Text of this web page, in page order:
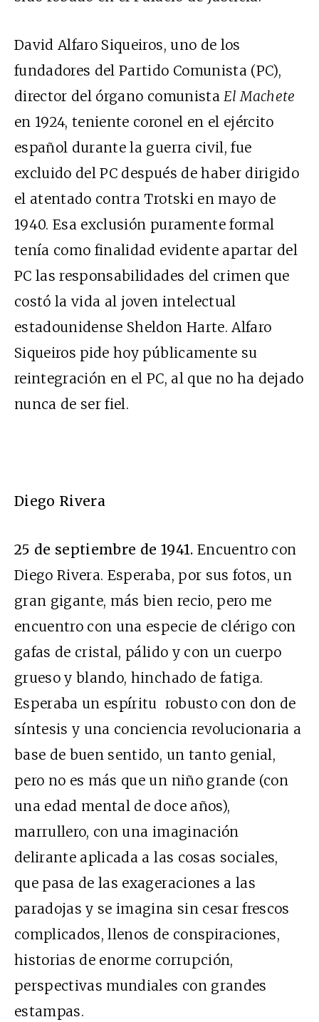
David Alfaro Siqueiros, uno de los
fundadores del Partido Comunista (PC),
director del órgano comunista El Machete
en 1924, teniente coronel en el ejército
español durante la guerra civil, fue
excluido del PC después de haber dirigido
el atentado contra Trotski en mayo de
1940. Esa exclusión puramente formal
tenía como finalidad evidente apartar del
PC las responsabilidades del crimen que
costó la vida al joven intelectual
estadounidense Sheldon Harte. Alfaro
Siqueiros pide hoy públicamente su
reintegración en el PC, al que no ha dejado
nunca de ser fiel.
Diego Rivera
25 de septiembre de 1941. Encuentro con
Diego Rivera. Esperaba, por sus fotos, un
gran gigante, más bien recio, pero me
encuentro con una especie de clérigo con
gafas de cristal, pálido y con un cuerpo
grueso y blando, hinchado de fatiga.
Esperaba un espíritu robusto con don de
síntesis y una conciencia revolucionaria a
base de buen sentido, un tanto genial,
pero no es más que un niño grande (con
una edad mental de doce años),
marrullero, con una imaginación
delirante aplicada a las cosas sociales,
que pasa de las exageraciones a las
paradojas y se imagina sin cesar frescos
complicados, llenos de conspiraciones,
historias de enorme corrupción,
perspectivas mundiales con grandes
estampas.